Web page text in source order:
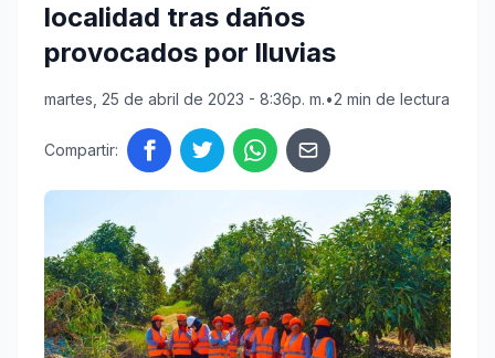
localidad tras daños
provocados por lluvias
martes, 25 de abril de 2023 - 8:36p. m.•2 min de lectura
Compartir: